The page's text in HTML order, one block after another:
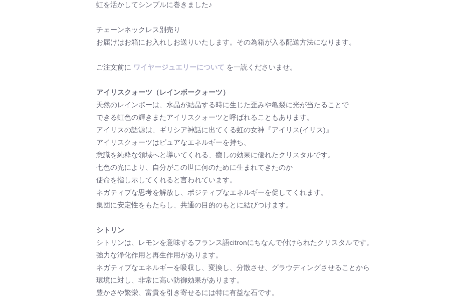
虹を活かしてシンプルに巻きました♪
チェーンネックレス別売り
お届けはお箱にお入れしお送りいたします。その為箱が入る配送方法になります。
ご注文前に ワイヤージュエリーについて を一読くださいませ。
アイリスクォーツ（レインボークォーツ）
天然のレインボーは、水晶が結晶する時に生じた歪みや亀裂に光が当たることで
できる虹色の輝きまたアイリスクォーツと呼ばれることもあります。
アイリスの語源は、ギリシア神話に出てくる虹の女神『アイリス(イリス)』
アイリスクォーツはピュアなエネルギーを持ち、
意識を純粋な領域へと導いてくれる、癒しの効果に優れたクリスタルです。
七色の光により、自分がこの世に何のために生まれてきたのか
使命を指し示してくれると言われています。
ネガティブな思考を解放し、ポジティブなエネルギーを促してくれます。
集団に安定性をもたらし、共通の目的のもとに結びつけます。
シトリン
シトリンは、レモンを意味するフランス語citronにちなんで付けられたクリスタルです。
強力な浄化作用と再生作用があります。
ネガティブなエネルギーを吸収し、変換し、分散させ、グラウディングさせることから
環境に対し、非常に高い防御効果があります。
豊かさや繁栄、富貴を引き寄せるには特に有益な石です。